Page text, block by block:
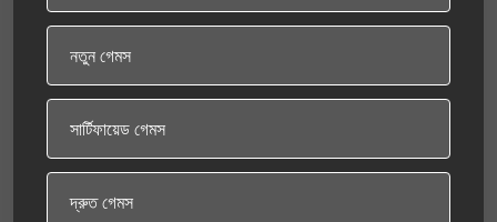
নতুন গেমস
সার্টিফায়েড গেমস
দ্রুত গেমস